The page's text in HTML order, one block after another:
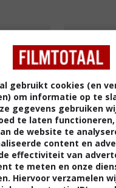
5,
Clean Break
gebruikt cookies (en
om informatie op te
gegevens gebruiken
te laten
de website te
content en
effectiviteit van
te meten en onze
Hiervoor verzamelen